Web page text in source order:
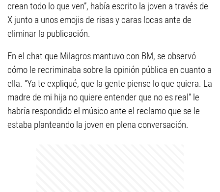
crean todo lo que ven”, había escrito la joven a través de
X junto a unos emojis de risas y caras locas ante de
eliminar la publicación.
En el chat que Milagros mantuvo con BM, se observó
cómo le recriminaba sobre la opinión pública en cuanto a
ella. “Ya te expliqué, que la gente piense lo que quiera. La
madre de mi hija no quiere entender que no es real” le
habría respondido el músico ante el reclamo que se le
estaba planteando la joven en plena conversación.